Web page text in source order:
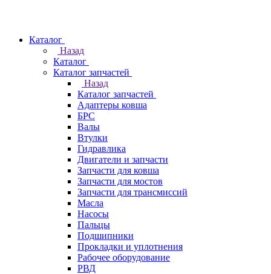
Каталог
Назад
Каталог
Каталог запчастей
Назад
Каталог запчастей
Адаптеры ковша
БРС
Валы
Втулки
Гидравлика
Двигатели и запчасти
Запчасти для ковша
Запчасти для мостов
Запчасти для трансмиссий
Масла
Насосы
Пальцы
Подшипники
Прокладки и уплотнения
Рабочее оборудование
РВД